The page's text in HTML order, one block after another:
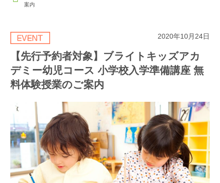
案内
2020年10月24日
【先行予約者対象】ブライトキッズアカ
デミー幼児コース 小学校入学準備講座 無
料体験授業のご案内